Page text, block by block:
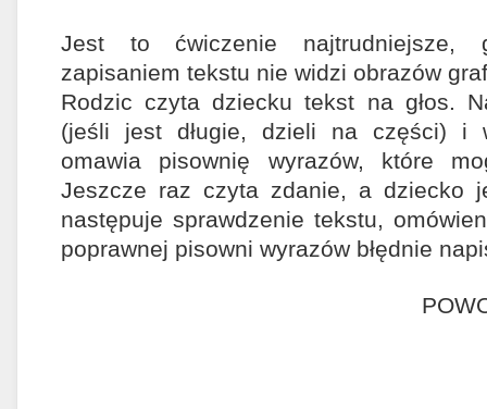
Jest to ćwiczenie najtrudniejsze,
zapisaniem tekstu nie widzi obrazów
Rodzic czyta dziecku tekst na głos.
(jeśli jest długie, dzieli na części) i
omawia pisownię wyrazów, które
Jeszcze raz czyta zdanie, a dziecko
następuje sprawdzenie tekstu,
poprawnej pisowni wyrazów błędnie